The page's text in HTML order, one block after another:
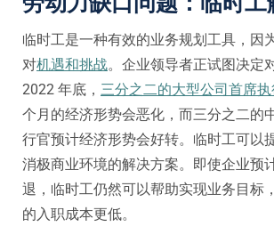
临时工是一种有效的业务规划工具，因
对机遇和挑战。企业领导者正试图决定
2022 年底， 三分之二的大型公司首席执
个月的经济形势会恶化，而三分之二的
行官预计经济形势会好转。临时工可以
消极商业环境的解决方案。即使企业预
退，临时工仍然可以帮助实现业务目标
的入职成本更低。